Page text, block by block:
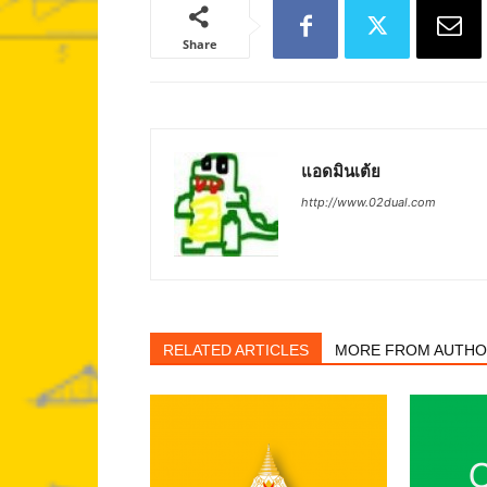
Share
แอดมินเต้ย
http://www.02dual.com
RELATED ARTICLES MORE FROM